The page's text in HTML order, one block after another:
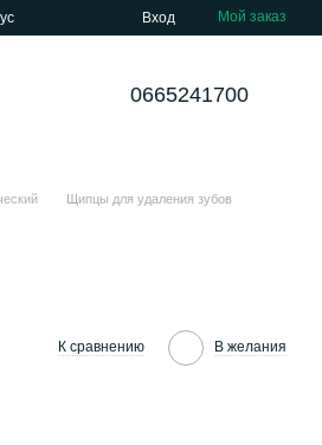
Вход Мой заказ
0665241700
Щипцы для удаления зубов
К сравнению В желания